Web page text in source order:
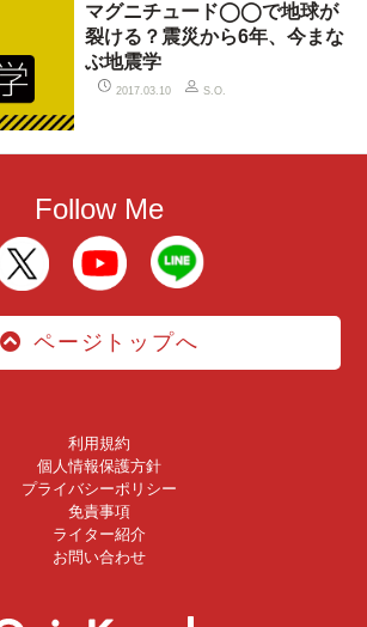
マグニチュード◯◯で地球が
裂ける？震災から6年、今まな
ぶ地震学
2017.03.10 S.O.
Follow Me
ページトップへ
利用規約
個人情報保護方針
プライバシーポリシー
免責事項
ライター紹介
お問い合わせ